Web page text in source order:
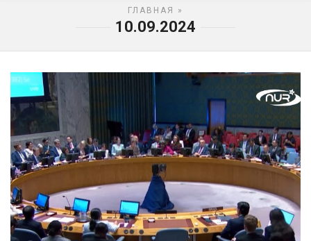
ГЛАВНАЯ »
10.09.2024